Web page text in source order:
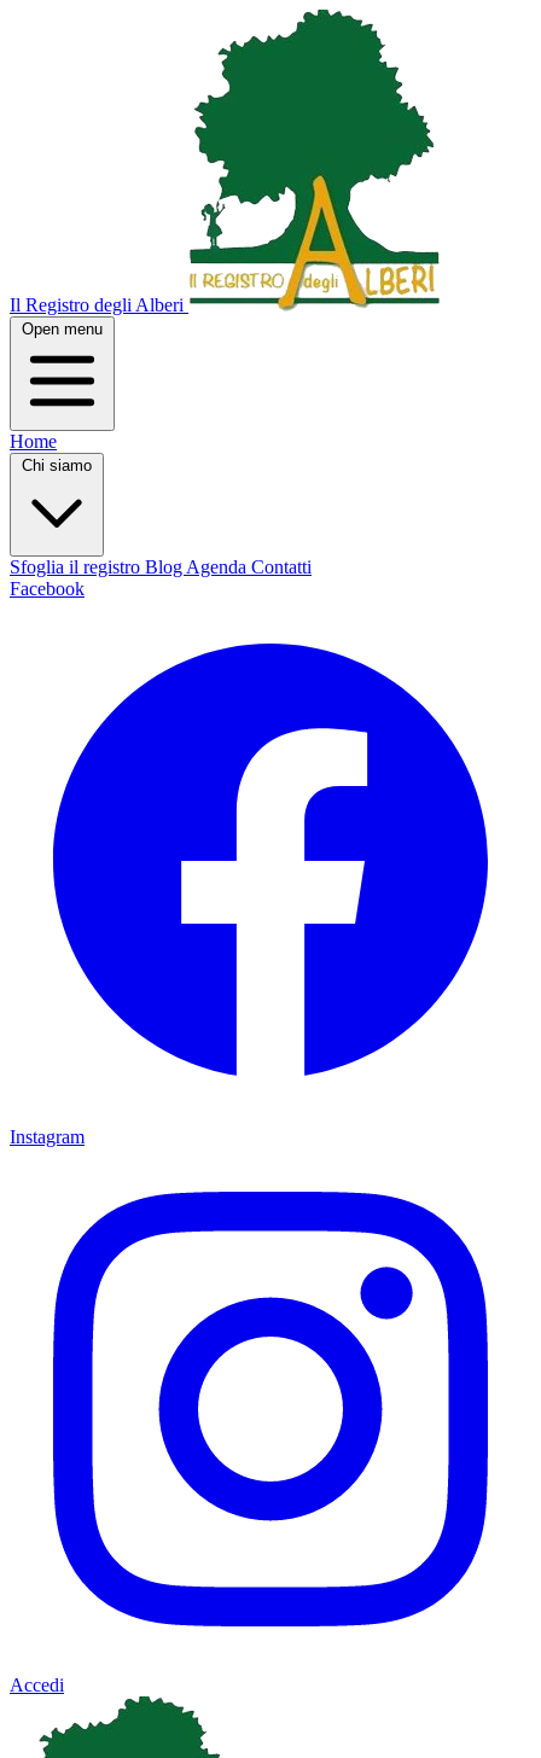
Il Registro degli Alberi
Open menu
Home
Chi siamo
Sfoglia il registro Blog Agenda Contatti
Facebook
Instagram
Accedi